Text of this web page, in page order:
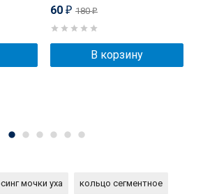
60 ₽ 180₽
В корзину
мочки уха кольцо сегментное